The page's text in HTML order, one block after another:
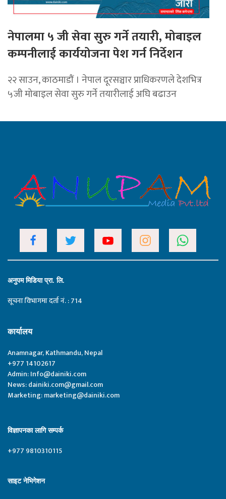
नेपालमा ५ जी सेवा सुरु गर्ने तयारी, मोबाइल
कम्पनीलाई कार्ययोजना पेश गर्न निर्देशन
२२ साउन, काठमाडाैं । नेपाल दूरसञ्चार प्राधिकरणले देशभित्र
५जी मोबाइल सेवा सुरु गर्ने तयारीलाई अघि बढाउन
अनुपम मिडिया प्रा. लि.
सूचना विभागमा दर्ता नं. : 714
कार्यालय
Anamnagar, Kathmandu, Nepal
+977 14102617
Admin:Info@dainiki.com
News:dainiki.com@gmail.com
Marketing:marketing@dainiki.com
विज्ञापनका लागि सम्पर्क
+977 9810310115
साइट नेभिगेशन